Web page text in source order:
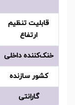
قابلیت تنظیم
ارتفاع
خنک‌کننده داخلی
کشور سازنده
گارانتی